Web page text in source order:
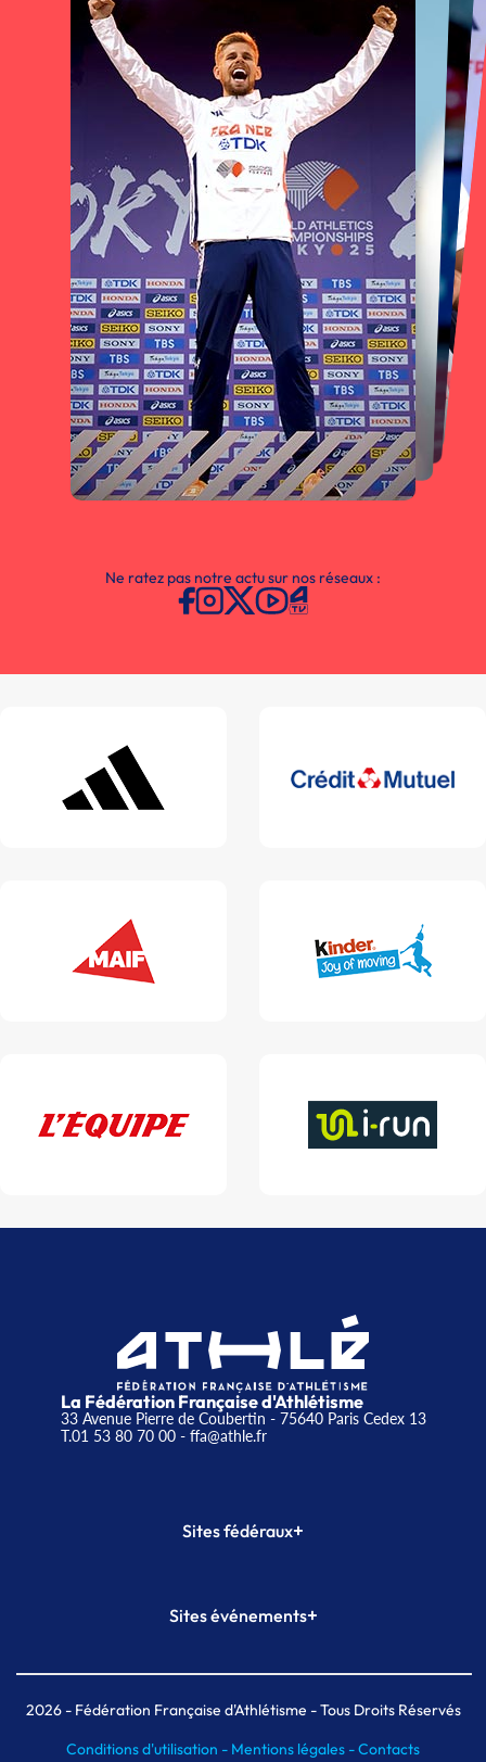
Ne ratez pas notre actu sur nos réseaux :
La Fédération Française d'Athlétisme
33 Avenue Pierre de Coubertin - 75640 Paris Cedex 13
T.01 53 80 70 00- ffa@athle.fr
Sites fédéraux+
Plateforme Formation
Sites événements+
Meeting de Paris indoor
MAIF Ekiden de Paris
2026- Fédération Française d'Athlétisme - Tous Droits Réservés
Conditions d'utilisation - Mentions légales -Contacts